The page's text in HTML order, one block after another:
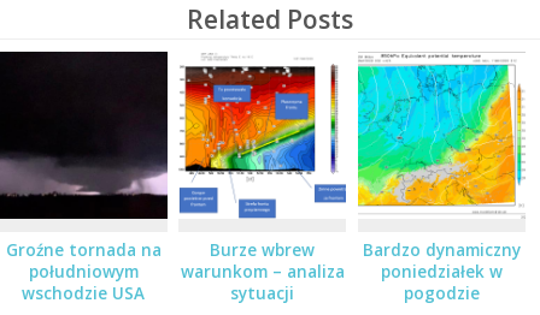
Related Posts
Groźne tornada na
południowym
wschodzie USA
Burze wbrew
warunkom – analiza
sytuacji
Bardzo dynamiczny
poniedziałek w
pogodzie